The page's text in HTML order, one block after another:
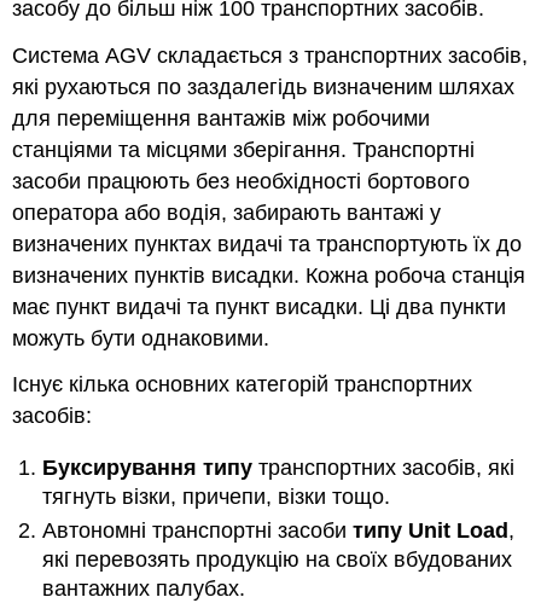
засобу до більш ніж 100 транспортних засобів.
Система AGV складається з транспортних засобів,
які рухаються по заздалегідь визначеним шляхах
для переміщення вантажів між робочими
станціями та місцями зберігання. Транспортні
засоби працюють без необхідності бортового
оператора або водія, забирають вантажі у
визначених пунктах видачі та транспортують їх до
визначених пунктів висадки. Кожна робоча станція
має пункт видачі та пункт висадки. Ці два пункти
можуть бути однаковими.
Існує кілька основних категорій транспортних
засобів:
Буксирування типу транспортних засобів, які
тягнуть візки, причепи, візки тощо.
Автономні транспортні засобитипу Unit Load ,
які перевозять продукцію на своїх вбудованих
вантажних палубах.